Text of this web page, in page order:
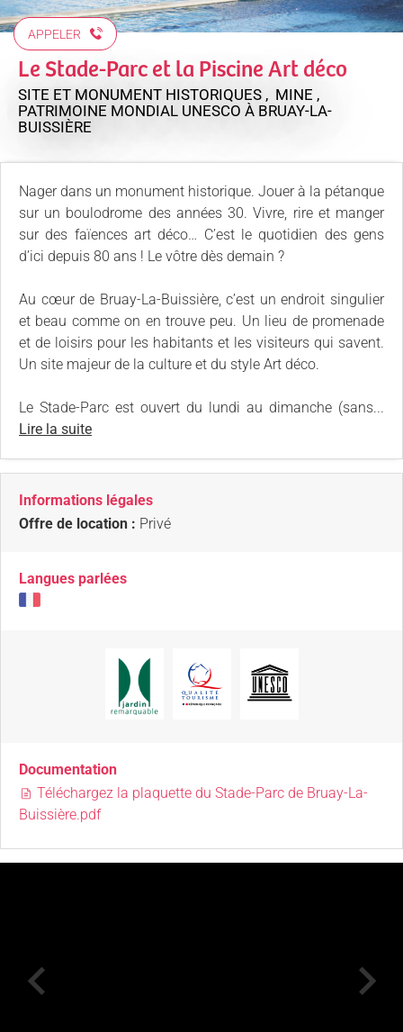
APPELER
Le Stade-Parc et la Piscine Art déco
SITE ET MONUMENT HISTORIQUES , MINE ,
PATRIMOINE MONDIAL UNESCO À BRUAY-LA-
BUISSIÈRE
Nager dans un monument historique. Jouer à la pétanque
sur un boulodrome des années 30. Vivre, rire et manger
sur des faïences art déco… C’est le quotidien des gens
d’ici depuis 80 ans ! Le vôtre dès demain ?
Au cœur de Bruay-La-Buissière, c’est un endroit singulier
et beau comme on en trouve peu. Un lieu de promenade
et de loisirs pour les habitants et les visiteurs qui savent.
Un site majeur de la culture et du style Art déco.
Le Stade-Parc est ouvert du lundi au dimanche (sans...
Lire la suite
Informations légales
Offre de location : Privé
Langues parlées
Documentation
Téléchargez la plaquette du Stade-Parc de Bruay-La-
Buissière.pdf